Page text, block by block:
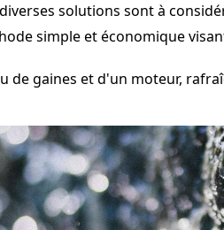
solutions sont à
simple et économique
de gaines et d'un moteur,